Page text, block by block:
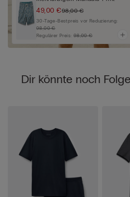
49,00 €98,00 €
30-Tage-Bestpreis vor Reduzierung:
98,00 €
Regulärer Preis: 98,00 €
Dir könnte noch